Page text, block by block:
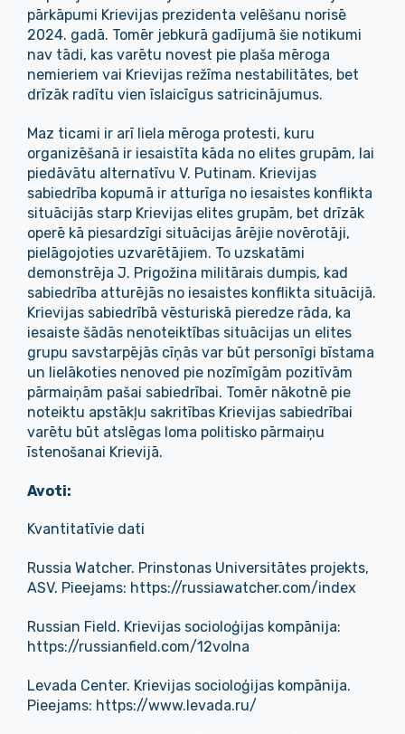
pārkāpumi Krievijas prezidenta velēšanu norisē
2024. gadā. Tomēr jebkurā gadījumā šie notikumi
nav tādi, kas varētu novest pie plaša mēroga
nemieriem vai Krievijas režīma nestabilitātes, bet
drīzāk radītu vien īslaicīgus satricinājumus.
Maz ticami ir arī liela mēroga protesti, kuru
organizēšanā ir iesaistīta kāda no elites grupām, lai
piedāvātu alternatīvu V. Putinam. Krievijas
sabiedrība kopumā ir atturīga no iesaistes konflikta
situācijās starp Krievijas elites grupām, bet drīzāk
operē kā piesardzīgi situācijas ārējie novērotāji,
pielāgojoties uzvarētājiem. To uzskatāmi
demonstrēja J. Prigožina militārais dumpis, kad
sabiedrība atturējās no iesaistes konflikta situācijā.
Krievijas sabiedrībā vēsturiskā pieredze rāda, ka
iesaiste šādās nenoteiktības situācijas un elites
grupu savstarpējās cīņās var būt personīgi bīstama
un lielākoties nenoved pie nozīmīgām pozitīvām
pārmaiņām pašai sabiedrībai. Tomēr nākotnē pie
noteiktu apstākļu sakritības Krievijas sabiedrībai
varētu būt atslēgas loma politisko pārmaiņu
īstenošanai Krievijā.
Avoti:
Kvantitatīvie dati
Russia Watcher. Prinstonas Universitātes projekts,
ASV. Pieejams: https://russiawatcher.com/index
Russian Field. Krievijas socioloģijas kompānija:
https://russianfield.com/12volna
Levada Center. Krievijas socioloģijas kompānija.
Pieejams: https://www.levada.ru/